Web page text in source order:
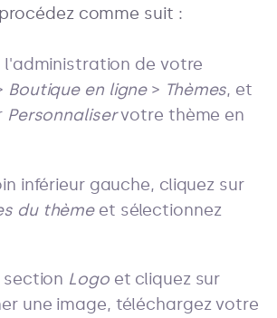
comme suit :
l'administration de votre
Boutique en ligne> Thèmes, et
Personnaliservotre thème en
inférieur gauche, cliquez sur
du thèmeet sélectionnez
section Logoet cliquez sur
une image, téléchargez votre